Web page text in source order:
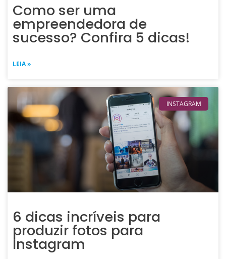
Como ser uma
empreendedora de
sucesso? Confira 5 dicas!
LEIA »
INSTAGRAM
6 dicas incríveis para
produzir fotos para
Instagram